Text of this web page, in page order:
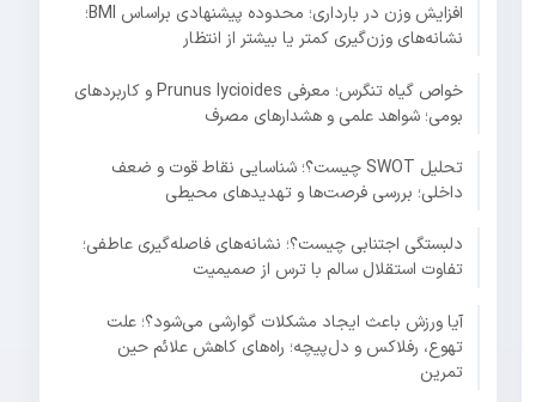
افزایش وزن در بارداری؛ محدوده پیشنهادی براساس BMI؛
نشانه‌های وزن‌گیری کمتر یا بیشتر از انتظار
خواص گیاه تنگرس؛ معرفی Prunus lycioides و کاربردهای
بومی؛ شواهد علمی و هشدارهای مصرف
تحلیل SWOT چیست؟؛ شناسایی نقاط قوت و ضعف
داخلی؛ بررسی فرصت‌ها و تهدیدهای محیطی
دلبستگی اجتنابی چیست؟؛ نشانه‌های فاصله‌گیری عاطفی؛
تفاوت استقلال سالم با ترس از صمیمیت
آیا ورزش باعث ایجاد مشکلات گوارشی می‌شود؟؛ علت
تهوع، رفلاکس و دل‌پیچه؛ راه‌های کاهش علائم حین
تمرین